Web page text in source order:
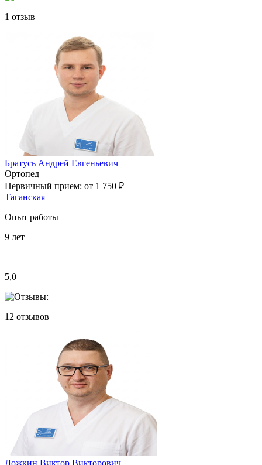
1 отзыв
Братусь Андрей Евгеньевич
Ортопед
Первичный прием: от 1 750 ₽
Таганская
Опыт работы
9 лет
5,0
12 отзывов
Ложкин Виктор Викторович